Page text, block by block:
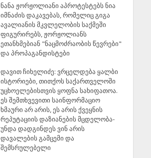
ნანა ჟორჟოლიანი აპროტესტებს ნია
იმნაძის დაკავებას, რომელიც გიგა
ავალიანის მკვლელობის საქმეში
ფიგურირებს, ჟორჟოლიანს
ეთანხმებიან "ნაცმოძრაობის წევრები"
და პროპაგანდისტები
დავით ჩიხელიძე: ვრცელდება ყალბი
ისტორიები, თითქოს საქართველოში
უცხოელებისთვის ყოფნა სახიფათოა.
ეს შემთხვევითი საინფორმაციო
ხმაური არ არის, ეს არის ქვეყნის
რეპუტაციის დაზიანების მცდელობა-
უნდა დადგინდეს ვინ არის
დავალების გამცემი და
შემსრულებელი